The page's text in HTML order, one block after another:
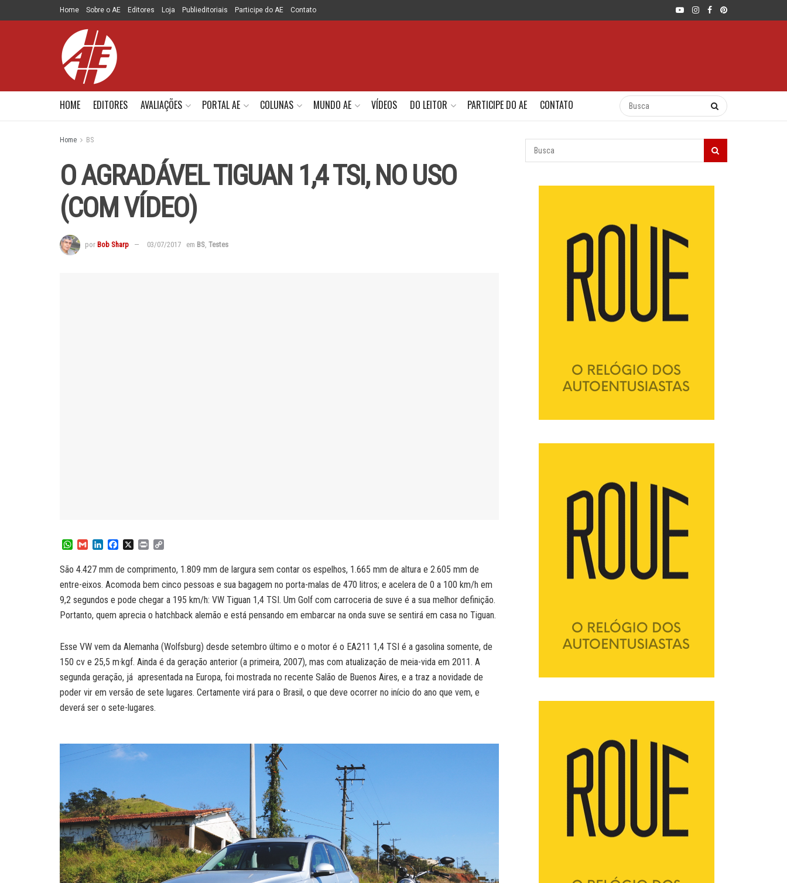
Home Sobre o AE Editores Loja Publieditoriais Participe do AE Contato
HOME EDITORES AVALIAÇÕES PORTAL AE COLUNAS MUNDO AE VÍDEOS DO LEITOR PARTICIPE DO AE CONTATO
Home BS
O AGRADÁVEL TIGUAN 1,4 TSI, NO USO
(COM VÍDEO)
por Bob Sharp 03/07/2017 em BS, Testes
W
a
t
s
A
p
G
a
i
l
n
k
e
d
n
c
e
b
o
o
k
X
P
i
n
t
p
y
L
k
São 4.427 mm de comprimento, 1.809 mm de largura sem contar os espelhos, 1.665 mm de altura e 2.605 mm de
entre-eixos. Acomoda bem cinco pessoas e sua bagagem no porta-malas de 470 litros; e acelera de 0 a 100 km/h em
9,2 segundos e pode chegar a 195 km/h: VW Tiguan 1,4 TSI. Um Golf com carroceria de suve é a sua melhor definição.
Portanto, quem aprecia o hatchback alemão e está pensando em embarcar na onda suve se sentirá em casa no Tiguan.
Esse VW vem da Alemanha (Wolfsburg) desde setembro último e o motor é o EA211 1,4 TSI é a gasolina somente, de
150 cv e 25,5 m·kgf. Ainda é da geração anterior (a primeira, 2007), mas com atualização de meia-vida em 2011. A
segunda geração, já apresentada na Europa, foi mostrada no recente Salão de Buenos Aires, e a traz a novidade de
poder vir em versão de sete lugares. Certamente virá para o Brasil, o que deve ocorrer no início do ano que vem, e
deverá ser o sete-lugares.